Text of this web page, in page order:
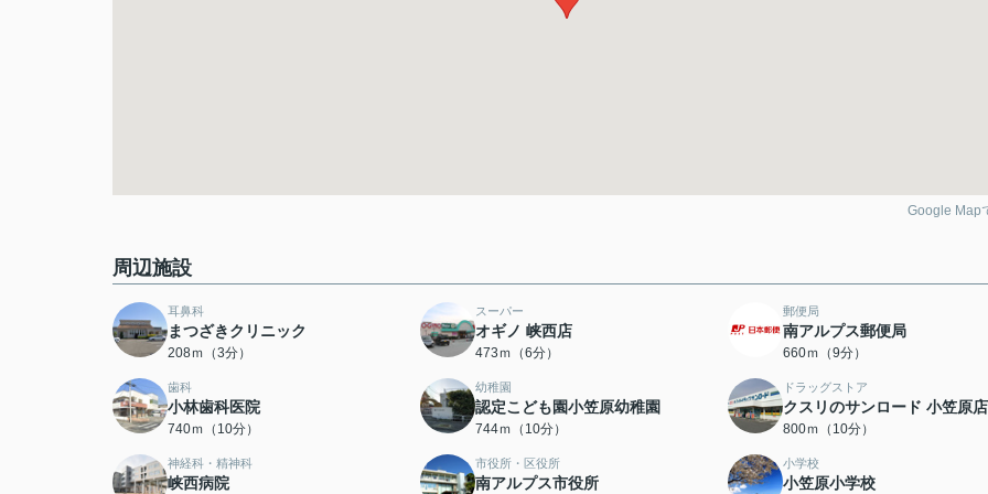
Google Map
周辺施設
耳鼻科
まつざきクリニック
208ｍ（3分）
スーパー
オギノ 峡西店
473ｍ（6分）
郵便局
南アルプス郵便局
660ｍ（9分）
歯科
小林歯科医院
740ｍ（10分）
幼稚園
認定こども園小笠原幼稚園
744ｍ（10分）
ドラッグストア
クスリのサンロード 小笠原店
800ｍ（10分）
神経科・精神科
峡西病院
市役所・区役所
南アルプス市役所
小学校
小笠原小学校